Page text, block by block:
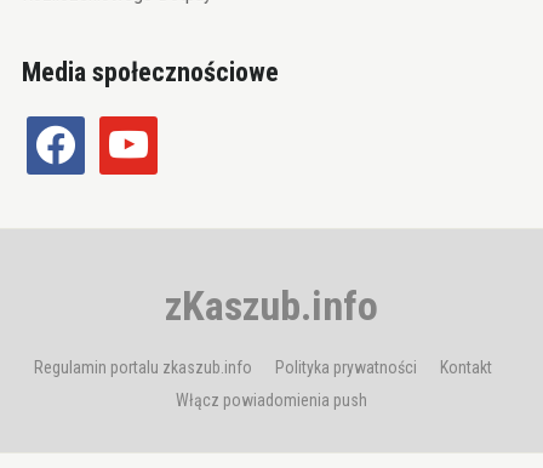
Media społecznościowe
facebook youtube
zKaszub.info
Regulamin portalu zkaszub.info Polityka prywatności
Kontakt
Włącz powiadomienia push